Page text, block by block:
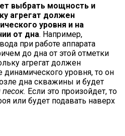
выбрать мощность и
агрегат должен
уровня и на
от дна. Например,
при работе аппарата
до дна от этой отметки
агрегат должен
уровня, то он
дна скважины и будет
Если это произойдет, то
или будет подавать наверх